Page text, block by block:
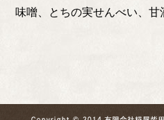
味噌、とちの実せんべい、甘